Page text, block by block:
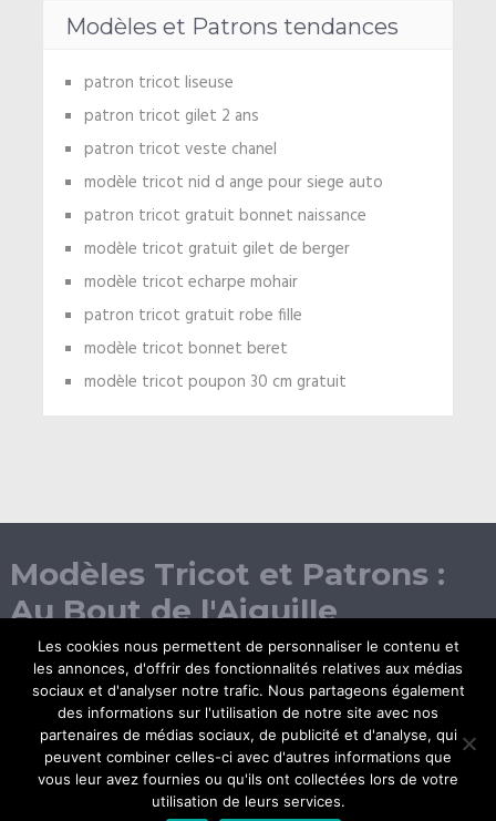
Modèles et Patrons tendances
patron tricot liseuse
patron tricot gilet 2 ans
patron tricot veste chanel
modèle tricot nid d ange pour siege auto
patron tricot gratuit bonnet naissance
modèle tricot gratuit gilet de berger
modèle tricot echarpe mohair
patron tricot gratuit robe fille
modèle tricot bonnet beret
modèle tricot poupon 30 cm gratuit
Modèles Tricot et Patrons :
Au Bout de l'Aiguille
Les cookies nous permettent de personnaliser le contenu et
les annonces, d'offrir des fonctionnalités relatives aux médias
sociaux et d'analyser notre trafic. Nous partageons également
des informations sur l'utilisation de notre site avec nos
partenaires de médias sociaux, de publicité et d'analyse, qui
peuvent combiner celles-ci avec d'autres informations que
vous leur avez fournies ou qu'ils ont collectées lors de votre
utilisation de leurs services.